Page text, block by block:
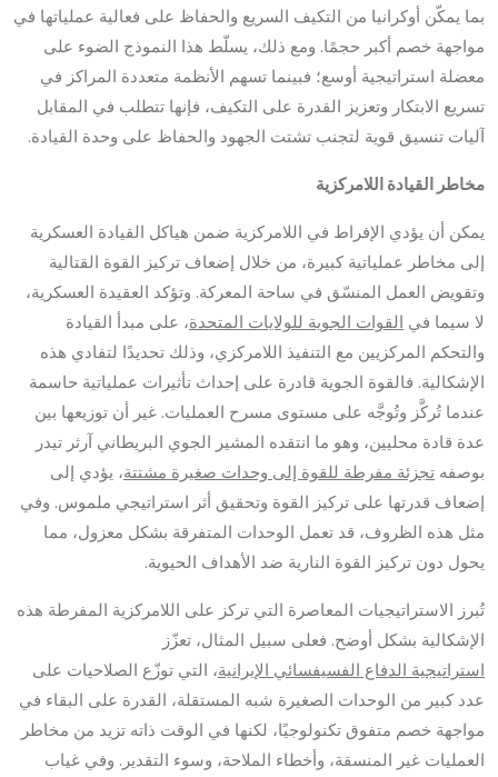
بما يمكّن أوكرانيا من التكيف السريع والحفاظ على فعالية عملياتها في
مواجهة خصم أكبر حجمًا. ومع ذلك، يسلّط هذا النموذج الضوء على
معضلة استراتيجية أوسع؛ فبينما تسهم الأنظمة متعددة المراكز في
تسريع الابتكار وتعزيز القدرة على التكيف، فإنها تتطلب في المقابل
آليات تنسيق قوية لتجنب تشتت الجهود والحفاظ على وحدة القيادة.
مخاطر القيادة اللامركزية
يمكن أن يؤدي الإفراط في اللامركزية ضمن هياكل القيادة العسكرية
إلى مخاطر عملياتية كبيرة، من خلال إضعاف تركيز القوة القتالية
وتقويض العمل المنسّق في ساحة المعركة. وتؤكد العقيدة العسكرية،
لا سيما في القوات الجوية للولايات المتحدة، على مبدأ القيادة
والتحكم المركزيين مع التنفيذ اللامركزي، وذلك تحديدًا لتفادي هذه
الإشكالية. فالقوة الجوية قادرة على إحداث تأثيرات عملياتية حاسمة
عندما تُركَّز وتُوجَّه على مستوى مسرح العمليات. غير أن توزيعها بين
عدة قادة محليين، وهو ما انتقده المشير الجوي البريطاني آرثر تيدر
بوصفه تجزئة مفرطة للقوة إلى وحدات صغيرة مشتتة، يؤدي إلى
إضعاف قدرتها على تركيز القوة وتحقيق أثر استراتيجي ملموس. وفي
مثل هذه الظروف، قد تعمل الوحدات المتفرقة بشكل معزول، مما
يحول دون تركيز القوة النارية ضد الأهداف الحيوية.
تُبرز الاستراتيجيات المعاصرة التي تركز على اللامركزية المفرطة هذه
الإشكالية بشكل أوضح. فعلى سبيل المثال، تعزّز
استراتيجية الدفاع الفسيفسائي الإيرانية، التي توزّع الصلاحيات على
عدد كبير من الوحدات الصغيرة شبه المستقلة، القدرة على البقاء في
مواجهة خصم متفوق تكنولوجيًا، لكنها في الوقت ذاته تزيد من مخاطر
العمليات غير المنسقة، وأخطاء الملاحة، وسوء التقدير. وفي غياب